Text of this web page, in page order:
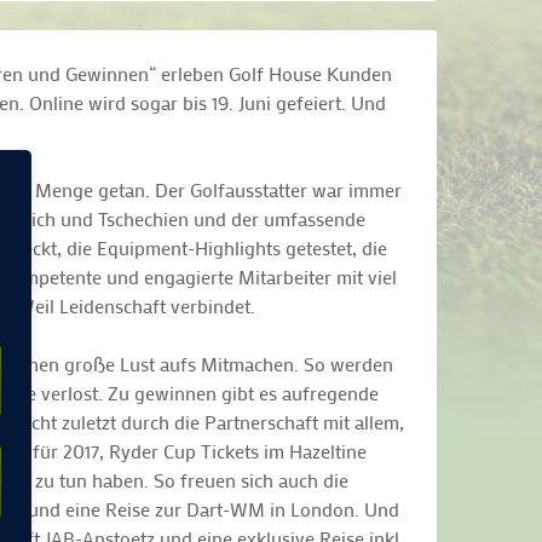
und Gewinnen“ erleben Golf House Kunden
Online wird sogar bis 19. Juni gefeiert. Und
Menge getan. Der Golfausstatter war immer
und Tschechien und der umfassende
die Equipment-Highlights getestet, die
und engagierte Mitarbeiter mit viel
Weil Leidenschaft verbindet.
große Lust aufs Mitmachen. So werden
verlost. Zu gewinnen gibt es aufregende
nicht zuletzt durch die Partnerschaft mit allem,
für 2017, Ryder Cup Tickets im Hazeltine
zu tun haben. So freuen sich auch die
und eine Reise zur Dart-WM in London. Und